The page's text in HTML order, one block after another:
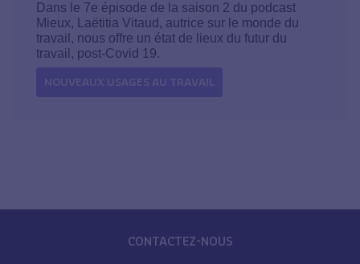
Dans le 7e épisode de la saison 2 du podcast
Mieux, Laëtitia Vitaud, autrice sur le monde du
travail, nous offre un état de lieux du futur du
travail, post-Covid 19.
NOUVEAUX USAGES AU TRAVAIL
CONTACTEZ-NOUS